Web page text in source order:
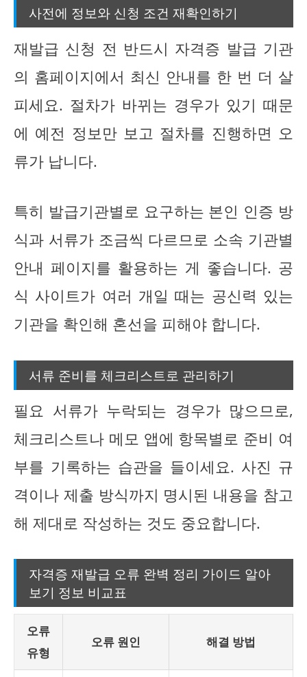
사전에 정보와 신청 조건 재확인하기
재발급 신청 전 반드시 자격증 발급 기관
의 홈페이지에서 최신 안내를 한 번 더 살
피세요. 절차가 바뀌는 경우가 있기 때문
에 예전 정보만 보고 절차를 진행하면 오
류가 납니다.
특히 발급기관별로 요구하는 본인 인증 방
식과 서류가 조금씩 다르므로 소속 기관별
안내 페이지를 활용하는 게 좋습니다. 공
식 사이트가 여러 개일 때는 공신력 있는
기관을 확인해 혼선을 피해야 합니다.
서류 준비를 체크리스트로 관리하기
필요 서류가 누락되는 경우가 많으므로,
체크리스트나 메모 앱에 항목별로 준비 여
부를 기록하는 습관을 들이세요. 사진 규
격이나 제출 방식까지 명시된 내용을 참고
해 제대로 작성하는 것도 중요합니다.
자격증 재발급 오류 완벽 정리 가이드 알아
보기 정보 비교표
오류
유형
오류 원인 해결 방법